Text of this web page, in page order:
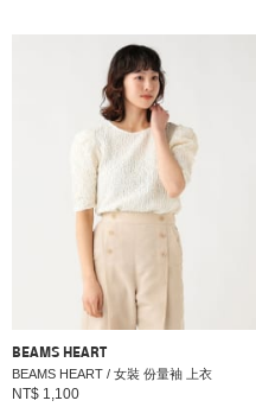
BEAMS HEART
BEAMS HEART / 女裝 份量袖 上衣
NT$ 1,100